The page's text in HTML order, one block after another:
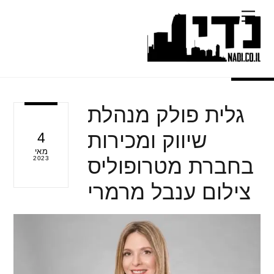
content
Menu
4
מאי
2023
גלית פולק מנהלת
שיווק ומכירות
בחברת מטרופוליס
צילום ענבל מרמרי